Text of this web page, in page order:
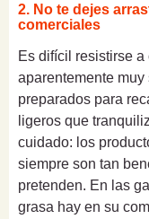
2. No te dejes
comerciales
Es difícil resistirse
aparentemente
preparados para
ligeros que
cuidado: los
siempre son tan
pretenden. En las
grasa hay en su